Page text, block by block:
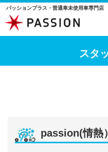
パッションプラス・普通車未使用車専門店
スタ
passion(情熱